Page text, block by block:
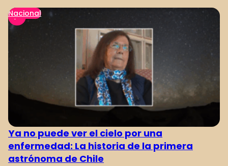
Nacional
Ya no puede ver el cielo por una
enfermedad: La historia de la primera
astrónoma de Chile